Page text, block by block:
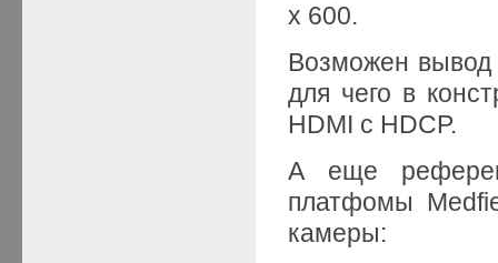
х 600.
Возможен вывод
для чего в
HDMI с HDCP.
А еще
платфомы
камеры: